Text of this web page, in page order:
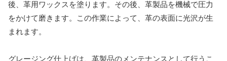
後、革用ワックスを塗ります。その後、革製品を機械で圧力
をかけて磨きます。この作業によって、革の表面に光沢が生
まれます。
グレージング仕上げは、革製品のメンテナンスとして行うこ